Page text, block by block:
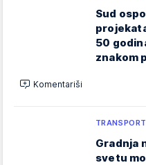
Sud
50
znakom
Komentariši
TRANSPORT
Gradnja
svetu